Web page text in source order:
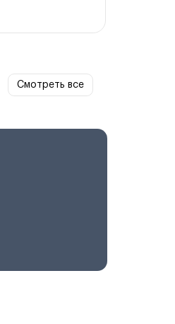
Смотреть все